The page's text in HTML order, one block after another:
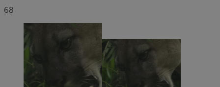
68